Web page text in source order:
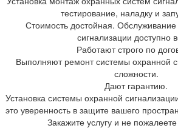
тестирование, наладку и
Стоимость достойная.
сигнализации доступно
Работают строго по
Выполняют ремонт системы охранной
сложности.
Дают гарантию.
Установка системы охранной
это уверенность в защите вашего
Закажите услугу и не